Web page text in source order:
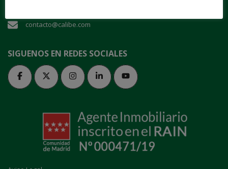
contacto@calibe.com
SIGUENOS EN REDES SOCIALES